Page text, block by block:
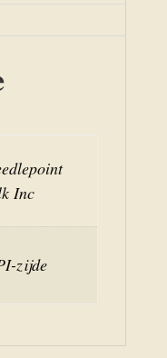
Inc
zijde